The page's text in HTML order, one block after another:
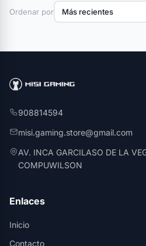
Ordenar por
908814594
misi.gaming.store@gmail.com
AV. INCA GARCILASO DE LA
COMPUWILSON
Enlaces
Inicio
Contacto